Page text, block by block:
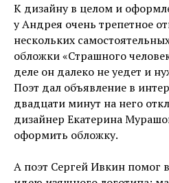
К дизайну в целом и
у Андрея очень трепетное
нескольких
обложки «Страшного
деле он далеко не уедет и
Поэт дал объявление в
двадцати минут на него
дизайнер Екатерина
оформить обложку.
А поэт Сергей Ивкин помог